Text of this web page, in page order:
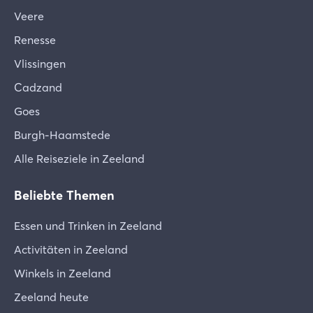
Veere
Renesse
Vlissingen
Cadzand
Goes
Burgh-Haamstede
Alle Reiseziele in Zeeland
Beliebte Themen
Essen und Trinken in Zeeland
Activitäten in Zeeland
Winkels in Zeeland
Zeeland heute